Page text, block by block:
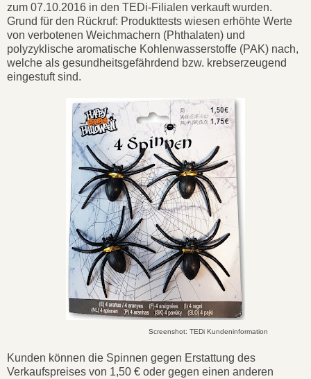
zum 07.10.2016 in den TEDi-Filialen verkauft wurden.
Grund für den Rückruf: Produkttests wiesen erhöhte Werte
von verbotenen Weichmachern (Phthalaten) und
polyzyklische aromatische Kohlenwasserstoffe (PAK) nach,
welche als gesundheitsgefährdend bzw. krebserzeugend
eingestuft sind.
Screenshot: TEDi Kundeninformation
Kunden können die Spinnen gegen Erstattung des
Verkaufspreises von 1,50 € oder gegen einen anderen